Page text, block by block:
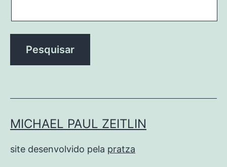
MICHAEL PAUL ZEITLIN
site desenvolvido pela pratza